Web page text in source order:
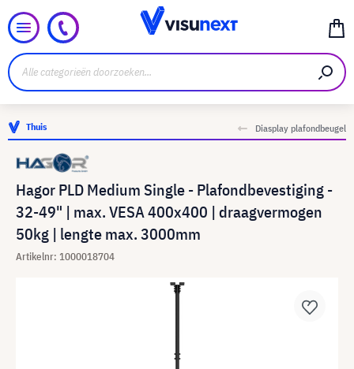
Thuis Diasplay plafondbeugel
Hagor PLD Medium Single - Plafondbevestiging -
32-49" | max. VESA 400x400 | draagvermogen
50kg | lengte max. 3000mm
Artikelnr: 1000018704